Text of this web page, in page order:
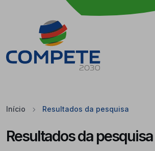
Saltar para o conteúdo principal da
Início Resultados da pesquisa
Resultados da pesquisa